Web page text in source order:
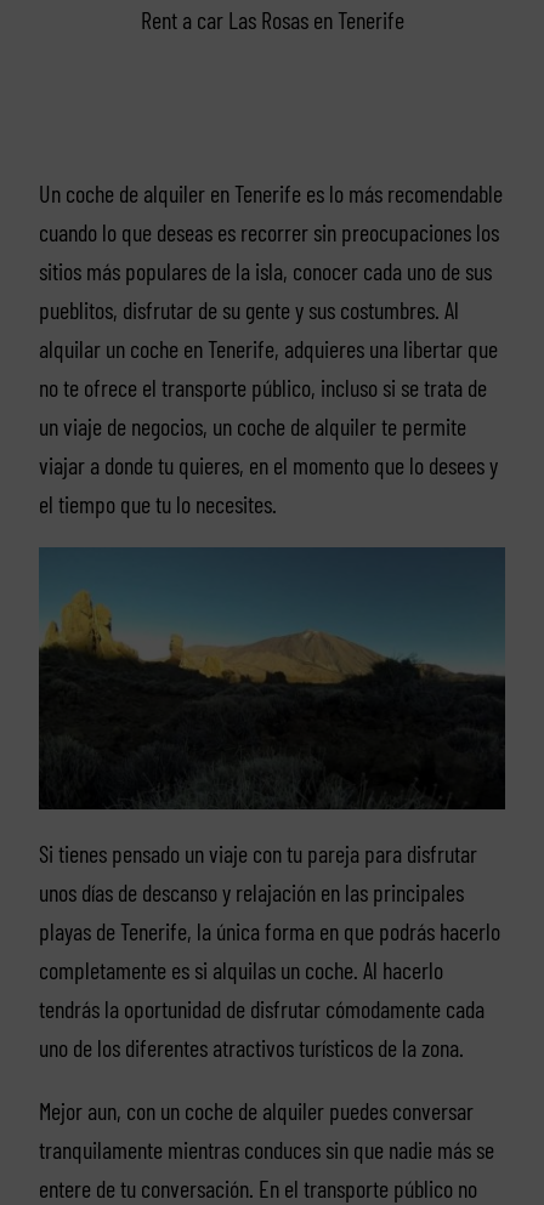
Rent a car Las Rosas en Tenerife
Un coche de alquiler en Tenerife es lo más recomendable
cuando lo que deseas es recorrer sin preocupaciones los
sitios más populares de la isla, conocer cada uno de sus
pueblitos, disfrutar de su gente y sus costumbres. Al
alquilar un coche en Tenerife, adquieres una libertar que
no te ofrece el transporte público, incluso si se trata de
un viaje de negocios, un coche de alquiler te permite
viajar a donde tu quieres, en el momento que lo desees y
el tiempo que tu lo necesites.
Si tienes pensado un viaje con tu pareja para disfrutar
unos días de descanso y relajación en las principales
playas de Tenerife, la única forma en que podrás hacerlo
completamente es si alquilas un coche. Al hacerlo
tendrás la oportunidad de disfrutar cómodamente cada
uno de los diferentes atractivos turísticos de la zona.
Mejor aun, con un coche de alquiler puedes conversar
tranquilamente mientras conduces sin que nadie más se
entere de tu conversación. En el transporte público no